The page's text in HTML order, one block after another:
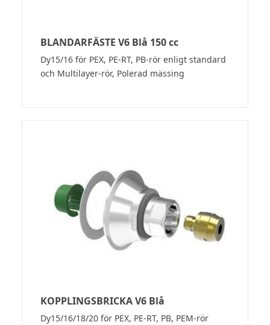
BLANDARFÄSTE V6 Blå 150 cc
Dy15/16 för PEX, PE-RT, PB-rör enligt standard
och Multilayer-rör, Polerad mässing
KOPPLINGSBRICKA V6 Blå
Dy15/16/18/20 för PEX, PE-RT, PB, PEM-rör